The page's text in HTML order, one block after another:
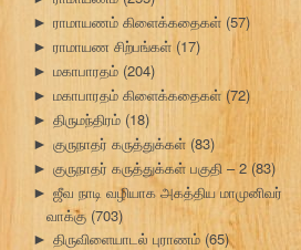
► ராமாயணம் கிளைக்கதைகள் (57)
► ராமாயண சிற்பங்கள் (17)
► மகாபாரதம் (204)
► மகாபாரதம் கிளைக்கதைகள்(72)
► திருமந்திரம் (18)
► குருநாதர் கருத்துக்கள் (83)
► குருநாதர் கருத்துக்கள் பகுதி – 2 (83)
► ஜீவ நாடி வழியாக அகத்திய மாமுனிவர்
வாக்கு (703)
► திருவிளையாடல் புராணம் (65)